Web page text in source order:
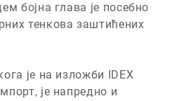
бојна глава је посебно
тенкова заштићених
је на изложби IDEX
је напредно и